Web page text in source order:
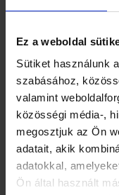
Ez a weboldal
Sütiket használunk
szabásához,
valamint
közösségi média-,
megosztjuk az Ön
adatait, akik
adatokkal,
Ön által használt
A testtömegindexétől
Kiszámítása:
ossza el a testsúlyát
testmagassága
Pl.: 67: (1,64 X 1,64)